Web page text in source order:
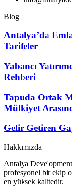
Blog
Antalya’da
Tarifeler
Yabancı
Rehberi
Tapuda Ortak
Mülkiyet
Gelir Getiren
Hakkımızda
Antalya
profesyonel bir ekip
en yüksek kalitedir.